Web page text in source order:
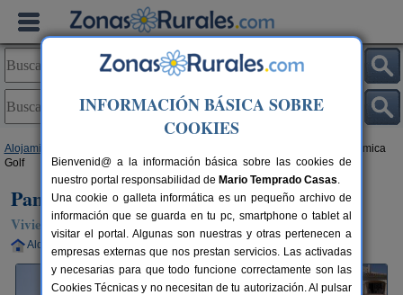
Alojamientos
> Panorámica
Golf
Panorámica Golf
Vivienda turística en Sant Jordi (Castellón)
Alquiler completo 83 km de Castellón
INFORMACIÓN BÁSICA SOBRE
COOKIES
Bienvenid@ a la información básica sobre las cookies de
nuestro portal responsabilidad de Mario Temprado Casas.
Una cookie o galleta informática es un pequeño archivo de
información que se guarda en tu pc, smartphone o tablet al
visitar el portal. Algunas son nuestras y otras pertenecen a
empresas externas que nos prestan servicios. Las activadas
y necesarias para que todo funcione correctamente son las
Cookies Técnicas y no necesitan de tu autorización. Al pulsar